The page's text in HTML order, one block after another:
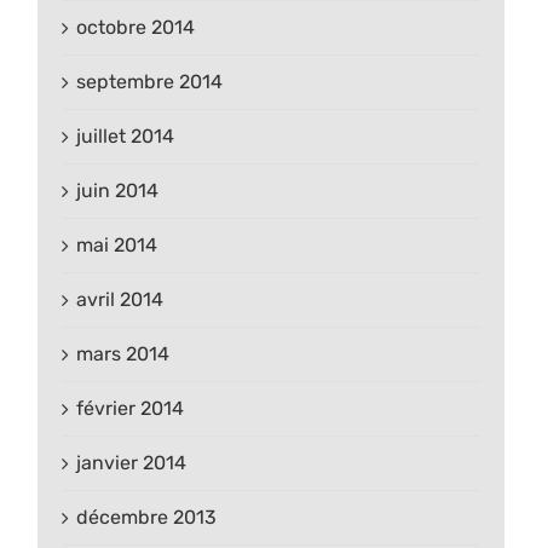
octobre 2014
septembre 2014
juillet 2014
juin 2014
mai 2014
avril 2014
mars 2014
février 2014
janvier 2014
décembre 2013